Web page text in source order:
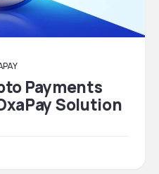
Payments
Solution